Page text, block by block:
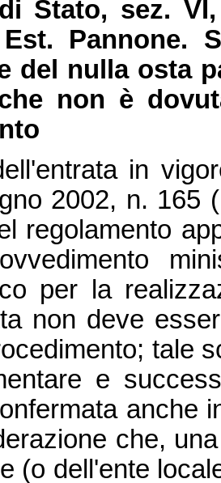
Stato, sez.
Pannone.
del nulla osta
non è
in
2002, n. 165
regolamento
per la
non deve
tale
e
anche
che,
(o dell'ente